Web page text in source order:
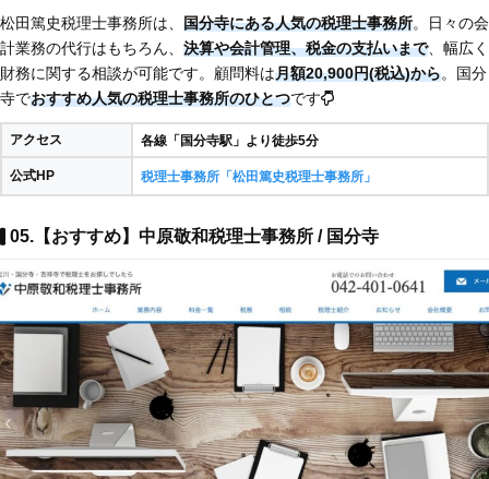
松田篤史税理士事務所は、 国分寺にある人気の税理士事務所。日々の会
計業務の代行はもちろん、 決算や会計管理、税金の支払いまで、幅広く
財務に関する相談が可能です。顧問料は月額20,900円(税込)から。国分
寺でおすすめ人気の税理士事務所のひとつです
アクセス 各線「国分寺駅」より徒歩5分
公式HP 税理士事務所「松田篤史税理士事務所」
05.【おすすめ】中原敬和税理士事務所 / 国分寺